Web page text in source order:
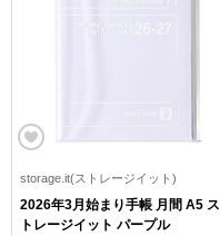
storage.it(ストレージイット)
2026年3月始まり手帳 月間 A5 ス
トレージイット パープル